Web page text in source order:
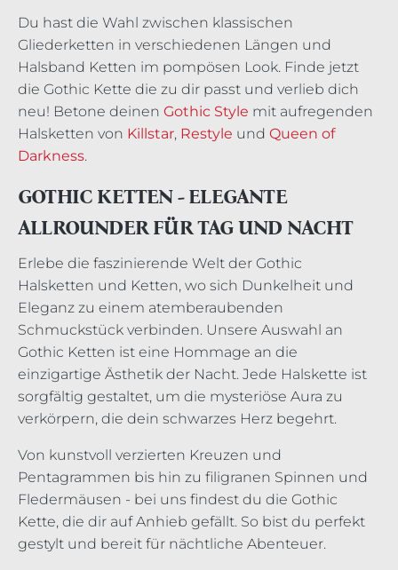
Du hast die Wahl zwischen klassischen
Gliederketten in verschiedenen Längen und
Halsband Ketten im pompösen Look. Finde jetzt
die Gothic Kette die zu dir passt und verlieb dich
neu! Betone deinen Gothic Style mit aufregenden
Halsketten von Killstar, Restyle und Queen of
Darkness.
GOTHIC KETTEN - ELEGANTE
ALLROUNDER FÜR TAG UND NACHT
Erlebe die faszinierende Welt der Gothic
Halsketten und Ketten, wo sich Dunkelheit und
Eleganz zu einem atemberaubenden
Schmuckstück verbinden. Unsere Auswahl an
Gothic Ketten ist eine Hommage an die
einzigartige Ästhetik der Nacht. Jede Halskette ist
sorgfältig gestaltet, um die mysteriöse Aura zu
verkörpern, die dein schwarzes Herz begehrt.
Von kunstvoll verzierten Kreuzen und
Pentagrammen bis hin zu filigranen Spinnen und
Fledermäusen - bei uns findest du die Gothic
Kette, die dir auf Anhieb gefällt. So bist du perfekt
gestylt und bereit für nächtliche Abenteuer.